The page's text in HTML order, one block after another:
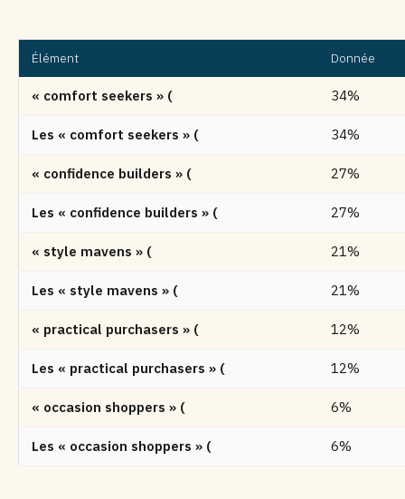
Élément Donnée
« comfort seekers » ( 34%
Les « comfort seekers » ( 34%
« confidence builders » ( 27%
Les « confidence builders » ( 27%
« style mavens » ( 21%
Les « style mavens » ( 21%
« practical purchasers » ( 12%
Les « practical purchasers » ( 12%
« occasion shoppers » ( 6%
Les « occasion shoppers » ( 6%